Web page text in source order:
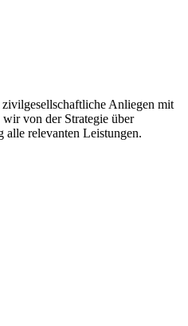
Anliegen mit
von der Strategie über
alle relevanten Leistungen.